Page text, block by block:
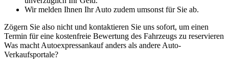
Wir melden Ihnen Ihr Auto zudem umsonst für Sie ab.
Zögern Sie also nicht und kontaktieren Sie uns sofort, um einen
Termin für eine kostenfreie Bewertung des Fahrzeugs zu reservieren
Was macht Autoexpressankauf anders als andere Auto-
Verkaufsportale?